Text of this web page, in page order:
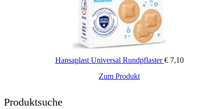
Hansaplast Universal Rundpflaster€7,10
Zum Produkt
Produktsuche